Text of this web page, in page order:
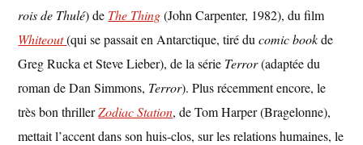
rois de Thulé) de The Thing(John Carpenter, 1982), du film
Whiteout(qui se passait en Antarctique, tiré ducomic bookde
Greg Rucka et Steve Lieber), de la série Terror(adaptée du
roman de Dan Simmons, Terror). Plus récemment encore, le
très bon thrillerZodiac Station, de Tom Harper (Bragelonne),
mettait l’accent dans son huis-clos, sur les relations humaines, le